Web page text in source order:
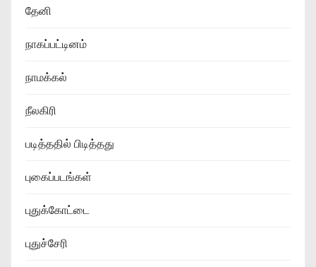
தேனி
நாகப்பட்டினம்
நாமக்கல்
நீலகிரி
படித்ததில் பிடித்தது
புகைப்படங்கள்
புதுக்கோட்டை
புதுச்சேரி